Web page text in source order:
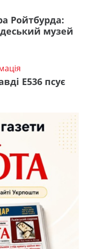
Ройтбурда:
музей
Е536 псує